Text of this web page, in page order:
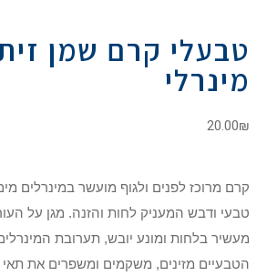
טבעלי קרם שמן
מינרלי
20.00₪
קרם מרוכז לפנים ולגוף מועשר במינרלים
טבעי ודבש המעניק לחות והזנה. מגן על
מעשיר בלחות ומונע יובש, תערובת
הטבעיים מזינים, משקמים ומשפרים את תאי